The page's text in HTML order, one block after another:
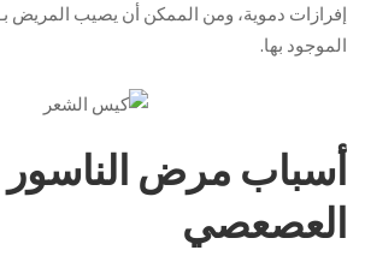
إفرازات دموية، ومن الممكن أن يصيب المريض
الموجود بها.
أسباب مرض الناسور
العصعصي